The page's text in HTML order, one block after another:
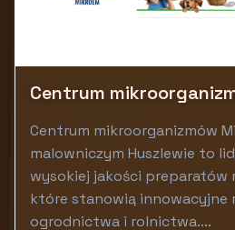
Centrum
Centrum mikroorganizmów
malowniczym Huszlewie to
wysokiej jakości preparatów
które stanowią innowacyjne
ogrodnictwa i rolnictwa....